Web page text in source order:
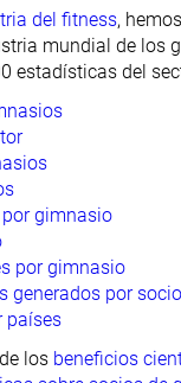
del fitness,
mundial de los
estadísticas del
gimnasio
por gimnasio
generados por
países
los beneficios